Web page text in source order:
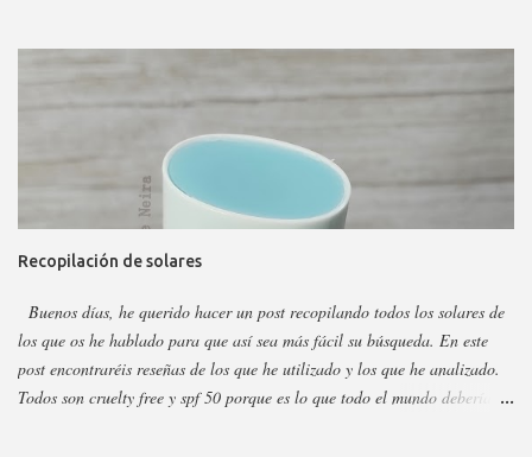
corporales, así es más fácil, además al final añadiré gamas concretas. La
marca tiene otros sérum y cremas, pero estos son los más dificilillos de
tenéis en casi todas las perfumerías, es cruelty free y casi toda vegana.
Hay ciertos productos que no están en todas las webs, pero como se suele
decir Google es nuestro amigo. Empecemos: Productos faciales Dermo
loción limpiadora ceramidas Precio: 4 euros. Cantidad: 150 ml.
Propiedades: Limpiador acuoso para todas las pieles, pero p...
Recopilación de solares
Buenos días, he querido hacer un post recopilando todos los solares de
los que os he hablado para que así sea más fácil su búsqueda. En este
post encontraréis reseñas de los que he utilizado y los que he analizado.
Todos son cruelty free y spf 50 porque es lo que todo el mundo debería